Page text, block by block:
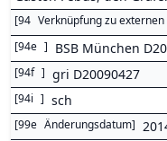
[94 Verknüpfung zu externen
[94e ] BSB München
[94f ] gri D20090427
[94i ] sch
[99e Änderungsdatum]